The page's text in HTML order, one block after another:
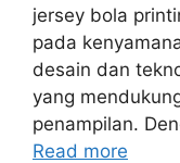
jersey bola
pada
desain dan
yang
penampilan.
Read more